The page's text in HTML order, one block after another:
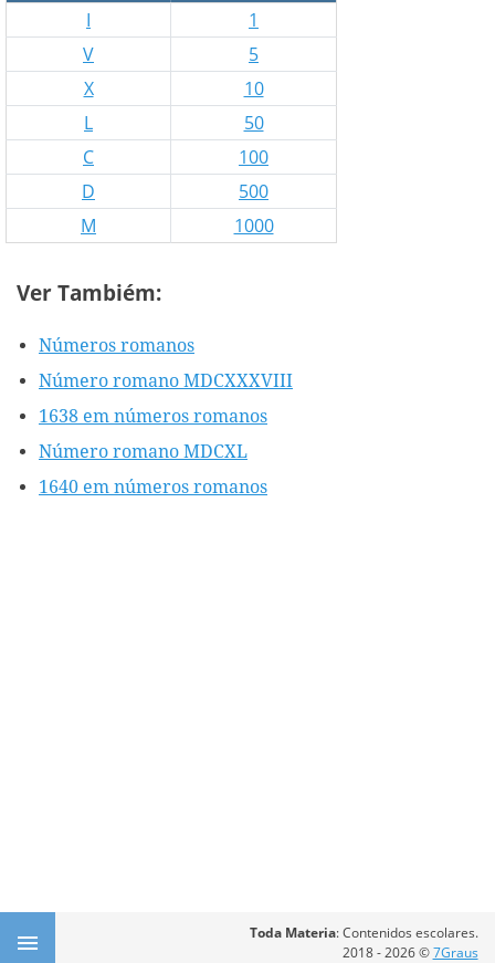
I
1
V
5
X
10
L
50
C
100
D
500
M
1000
Ver Tambiém:
Números romanos
Número romano MDCXXXVIII
1638 em números romanos
Número romano MDCXL
1640 em números romanos
Toda Materia: Contenidos escolares.
2018 - 2026 ©7Graus